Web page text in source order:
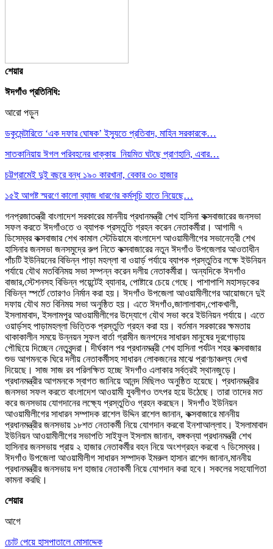
শেয়ার
ঈদগাঁও প্রতিনিধি:
আরো পড়ুন
ডকুমেন্টারিতে ‘এক দফার ঘোষক’ ইস্যুতে প্রতিবাদ, মাহিন সরকারকে…
সাতকানিয়ায় ঈগল পরিবহনের ধাক্কায় নিয়মিত ঘটছে প্রাণহানি, এবার…
চট্টগ্রামেই দুই বছরে বন্ধ ১৯০ কারখানা, বেকার ৩০ হাজার
১৫ই আগষ্ট স্মরণে কালো ব্যাজ ধারণের কর্মসূচি হাতে নিয়েছে…
গনপ্রজাতন্ত্রী বাংলাদেশ সরকারের মাননীয় প্রধানমন্ত্রী শেখ হাসিনা কক্সবাজারের জনসভা
সফল করতে ঈদগাঁওতে ও ব্যাপক প্রস্তুতি গ্রহন করেন নেতাকর্মীরা। আগামী ৭
ডিসেম্বর কক্সবাজার শেখ কামাল স্টেডিয়ামে বাংলাদেশ আওয়ামীলীগের সভানেত্রী শেখ
হাসিনার জনসভা জনসমুদ্রে রুপ নিতে কক্সবাজারের নতুন ঈদগাঁও উপজেলার আওতাধীন
পাঁচটি ইউনিয়নের বিভিন্ন পাড়া মহল্লা বা ওয়ার্ড় পর্যায়ে ব্যাপক প্রস্তুতির লক্ষে ইউনিয়ন
পর্যায়ে যৌথ মতবিনিময় সভা সম্পন্ন করেন দলীয় নেতাকর্মীরা। অন্যদিকে ঈদগাঁও
বাজার,স্টেশনসহ বিভিন্ন পয়েন্টেই ব্যানার, পোষ্টারে চেয়ে গেছে। পাশাপাশি মহাসড়কের
বিভিন্ন স্পর্টে তোরণও নির্মান করা হয়। ঈদগাঁও উপজেলা আওয়ামীলীগের আয়োজনে দুই
দফায় যৌথ মত বিনিময় সভা অনুষ্ঠিত হয়। এতে ঈদগাঁও,জালালাবাদ,পোকখালী,
ইসলামাবাদ, ইসলামপুর আওয়ামীলীগের উদ্যোগে যৌথ সভা করে ইউনিয়ন পর্যায়ে। এতে
ওয়ার্ড়সহ পাড়ামহল্লা ভিত্তিক প্রস্তুতি গ্রহন করা হয়। বর্তমান সরকারের ক্ষমতায়
থাকাকালীন সময়ে উন্নয়ন সুফল বার্তা গ্রামীন জনপদের সাধারন মানুষের দূরগোড়ায়
পৌছিয়ে দিচ্ছেন নেতৃবৃন্দরা। দীর্ঘকাল পর প্রধানমন্ত্রী শেখ হাসিনা পর্যটন শহর কক্সবাজার
শুভ আগমনকে ঘিরে দলীয় নেতাকর্মীসহ সাধারন লোকজনের মাঝে প্রাণচাঞ্চল্য দেখা
দিয়েছে। সাজ সাজ রব পরিলক্ষিত হচ্ছে ঈদগাঁও এলাকার সর্বত্রই স্থানজুড়ে।
প্রধানমন্ত্রীর আগমনকে স্বাগত জানিয়ে আনন্দ মিছিলও অনুষ্ঠিত হয়েছে। প্রধানমন্ত্রীর
জনসভা সফল করতে বাংলাদেশ আওয়ামী যুবলীগও তৎপর হয়ে উঠেছে। তারা তাদের মত
করে জনসভায় যোগদানের লক্ষ্যে প্রস্তুতিও গ্রহন করছেন। ঈদগাঁও ইউনিয়ন
আওয়ামীলীগের সাধারন সম্পাদক রাশেল উদ্দিন রাশেল জানান, কক্সবাজারে মাননীয়
প্রধানমন্ত্রীর জনসভায় ১৮শত নেতাকর্মী নিয়ে যোগদান করবো ইনশাআল্লাহ। ইসলামাবাদ
ইউনিয়ন আওয়ামীলীগের সভাপতি সাইফুল ইসলাম জানান, বঙ্গকন্যা প্রধানমন্ত্রী শেখ
হাসিনার জনসভায় প্রায় ২ হাজার নেতাকর্মীর বহন নিয়ে অংশগ্রহন করবো ৭ ডিসেম্বর।
ঈদগাঁও উপজেলা আওয়ামীলীগ সাধারন সম্পাদক ইমরুল হাসান রাশেদ জানান,মাননীয়
প্রধানমন্ত্রীর জনসভায় দশ হাজার নেতাকর্মী নিয়ে যোগদান করা হবে। সকলের সহযোগিতা
কামনা করছি।
শেয়ার
আগে
চোট পেয়ে হাসপাতালে মোসাদ্দেক